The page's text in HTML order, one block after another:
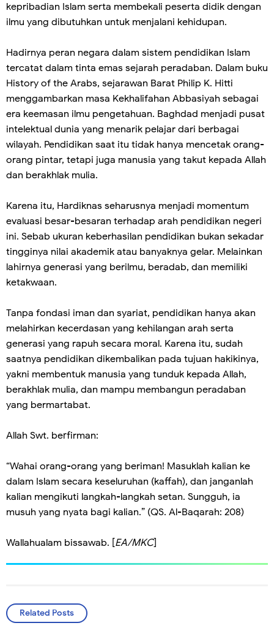
kepribadian Islam serta membekali peserta didik dengan
ilmu yang dibutuhkan untuk menjalani kehidupan.
Hadirnya peran negara dalam sistem pendidikan Islam
tercatat dalam tinta emas sejarah peradaban. Dalam buku
History of the Arabs, sejarawan Barat Philip K. Hitti
menggambarkan masa Kekhalifahan Abbasiyah sebagai
era keemasan ilmu pengetahuan. Baghdad menjadi pusat
intelektual dunia yang menarik pelajar dari berbagai
wilayah. Pendidikan saat itu tidak hanya mencetak orang-
orang pintar, tetapi juga manusia yang takut kepada Allah
dan berakhlak mulia.
Karena itu, Hardiknas seharusnya menjadi momentum
evaluasi besar-besaran terhadap arah pendidikan negeri
ini. Sebab ukuran keberhasilan pendidikan bukan sekadar
tingginya nilai akademik atau banyaknya gelar. Melainkan
lahirnya generasi yang berilmu, beradab, dan memiliki
ketakwaan.
Tanpa fondasi iman dan syariat, pendidikan hanya akan
melahirkan kecerdasan yang kehilangan arah serta
generasi yang rapuh secara moral. Karena itu, sudah
saatnya pendidikan dikembalikan pada tujuan hakikinya,
yakni membentuk manusia yang tunduk kepada Allah,
berakhlak mulia, dan mampu membangun peradaban
yang bermartabat.
Allah Swt. berfirman:
“Wahai orang-orang yang beriman! Masuklah kalian ke
dalam Islam secara keseluruhan (kaffah), dan janganlah
kalian mengikuti langkah-langkah setan. Sungguh, ia
musuh yang nyata bagi kalian.” (QS. Al-Baqarah: 208)
Wallahualam bissawab. [EA/MKC]
Related Posts